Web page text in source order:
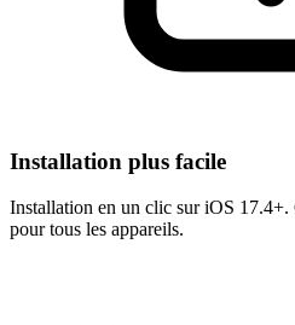
Installation plus facile
Installation en un clic sur iOS 17.4+.
pour tous les appareils.